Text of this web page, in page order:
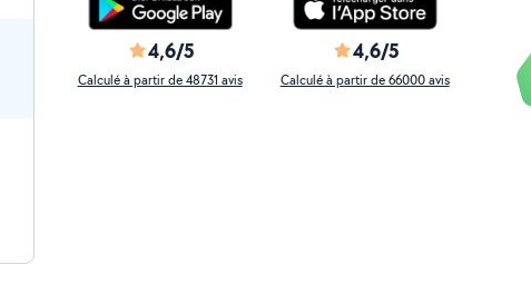
4,6/5
Calculé à partir de 48731 avis
4,6/5
Calculé à partir de 66000 avis